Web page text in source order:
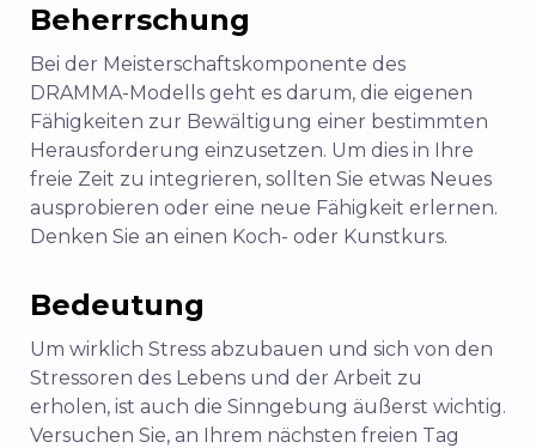
Beherrschung
Bei der Meisterschaftskomponente des
DRAMMA-Modells geht es darum, die eigenen
Fähigkeiten zur Bewältigung einer bestimmten
Herausforderung einzusetzen. Um dies in Ihre
freie Zeit zu integrieren, sollten Sie etwas Neues
ausprobieren oder eine neue Fähigkeit erlernen.
Denken Sie an einen Koch- oder Kunstkurs.
Bedeutung
Um wirklich Stress abzubauen und sich von den
Stressoren des Lebens und der Arbeit zu
erholen, ist auch die Sinngebung äußerst wichtig.
Versuchen Sie, an Ihrem nächsten freien Tag